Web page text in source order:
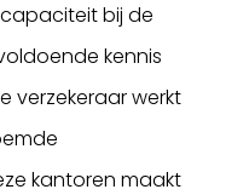
bij de
kennis
verzekeraar werkt
kantoren maakt